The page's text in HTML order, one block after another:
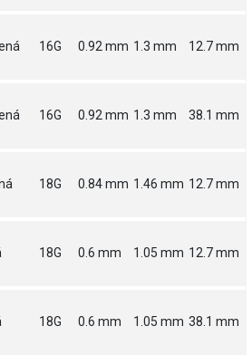
16G 0.92 mm 1.3 mm 12.7 mm
16G 0.92 mm 1.3 mm 38.1 mm
18G 0.84 mm 1.46 mm 12.7 mm
18G 0.6 mm 1.05 mm 12.7 mm
18G 0.6 mm 1.05 mm 38.1 mm